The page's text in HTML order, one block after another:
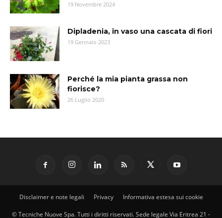
19 Novembre 2024
Dipladenia, in vaso una cascata di fiori
19 Gennaio 2023
Perché la mia pianta grassa non
fiorisce?
26 Luglio 2020
Disclaimer e note legali Privacy Informativa estesa sui cookie
© Tecniche Nuove Spa. Tutti i diritti riservati. Sede legale Via Eritrea 21 -